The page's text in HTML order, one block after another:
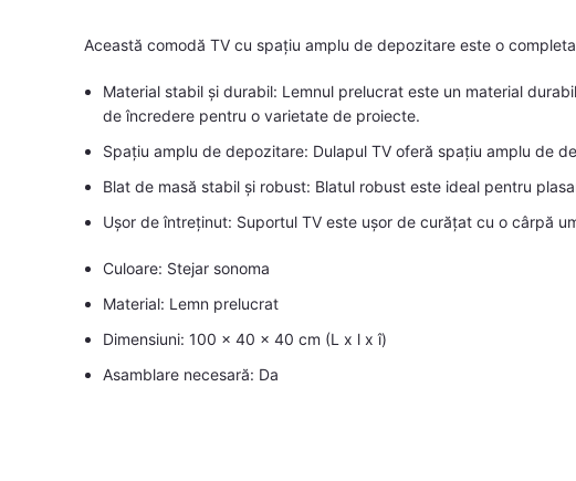
Această comodă TV cu spațiu amplu de depozitare este o
Material stabil și durabil: Lemnul prelucrat este un material
de încredere pentru o varietate de proiecte.
Spațiu amplu de depozitare: Dulapul TV oferă spațiu amplu de
Blat de masă stabil și robust: Blatul robust este ideal pentru
Ușor de întreținut: Suportul TV este ușor de curățat cu o cârpă
Culoare: Stejar sonoma
Material: Lemn prelucrat
Dimensiuni: 100 x 40 x 40 cm (L x l x î)
Asamblare necesară: Da